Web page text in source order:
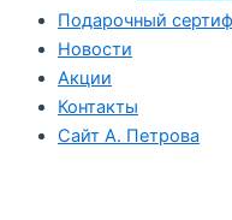
Подарочный
Новости
Акции
Контакты
Сайт А. Петрова